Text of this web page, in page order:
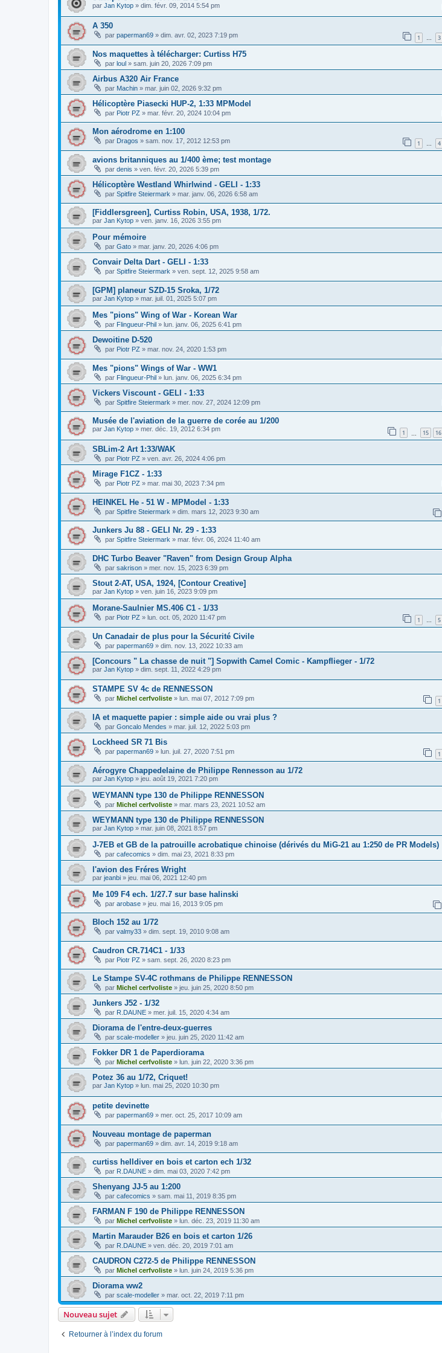
par Jan Kytop » dim. févr. 09, 2014 5:54 pm
A 350
par paperman69 » dim. avr. 02, 2023 7:19 pm 1 … 3
Nos maquettes à télécharger: Curtiss H75
par loul » sam. juin 20, 2026 7:09 pm
Airbus A320 Air France
par Machin » mar. juin 02, 2026 9:32 pm
Hélicoptère Piasecki HUP-2, 1:33 MPModel
par Piotr PZ » mar. févr. 20, 2024 10:04 pm
Mon aérodrome en 1:100
par Dragos » sam. nov. 17, 2012 12:53 pm 1 … 4
avions britanniques au 1/400 ème; test montage
par denis » ven. févr. 20, 2026 5:39 pm
Hélicoptère Westland Whirlwind - GELI - 1:33
par Spitfire Steiermark » mar. janv. 06, 2026 6:58 am
[Fiddlersgreen], Curtiss Robin, USA, 1938, 1/72.
par Jan Kytop » ven. janv. 16, 2026 3:55 pm
Pour mémoire
par Gato » mar. janv. 20, 2026 4:06 pm
Convair Delta Dart - GELI - 1:33
par Spitfire Steiermark » ven. sept. 12, 2025 9:58 am
[GPM] planeur SZD-15 Sroka, 1/72
par Jan Kytop » mar. juil. 01, 2025 5:07 pm
Mes "pions" Wing of War - Korean War
par Flingueur-Phil » lun. janv. 06, 2025 6:41 pm
Dewoitine D-520
par Piotr PZ » mar. nov. 24, 2020 1:53 pm
Mes "pions" Wings of War - WW1
par Flingueur-Phil » lun. janv. 06, 2025 6:34 pm
Vickers Viscount - GELI - 1:33
par Spitfire Steiermark » mer. nov. 27, 2024 12:09 pm
Musée de l'aviation de la guerre de corée au 1/200
par Jan Kytop » mer. déc. 19, 2012 6:34 pm 1 15 16
SBLim-2 Art 1:33/WAK
par Piotr PZ » ven. avr. 26, 2024 4:06 pm
Mirage F1CZ - 1:33
par Piotr PZ » mar. mai 30, 2023 7:34 pm
HEINKEL He - 51 W - MPModel - 1:33
par Spitfire Steiermark » dim. mars 12, 2023 9:30 am
Junkers Ju 88 - GELI Nr. 29 - 1:33
par Spitfire Steiermark » mar. févr. 06, 2024 11:40 am
DHC Turbo Beaver "Raven" from Design Group Alpha
par sakrison » mer. nov. 15, 2023 6:39 pm
Stout 2-AT, USA, 1924, [Contour Creative]
par Jan Kytop » ven. juin 16, 2023 9:09 pm
Morane-Saulnier MS.406 C1 - 1/33
par Piotr PZ » lun. oct. 05, 2020 11:47 pm 1 … 5
Un Canadair de plus pour la Sécurité Civile
par paperman69 » dim. nov. 13, 2022 10:33 am
[Concours " La chasse de nuit "] Sopwith Camel Comic - Kampflieger - 1/72
par Jan Kytop » dim. sept. 11, 2022 4:29 pm
STAMPE SV 4c de RENNESSON
par Michel cerfvoliste » lun. mai 07, 2012 7:09 pm 1
IA et maquette papier : simple aide ou vrai plus ?
par Goncalo Mendes » mar. juil. 12, 2022 5:03 pm
Lockheed SR 71 Bis
par paperman69 » lun. juil. 27, 2020 7:51 pm 1
Aérogyre Chappedelaine de Philippe Rennesson au 1/72
par Jan Kytop » jeu. août 19, 2021 7:20 pm
WEYMANN type 130 de Philippe RENNESSON
par Michel cerfvoliste » mar. mars 23, 2021 10:52 am
WEYMANN type 130 de Philippe RENNESSON
par Jan Kytop » mar. juin 08, 2021 8:57 pm
J-7EB et GB de la patrouille acrobatique chinoise (dérivés du MiG-21 au 1:250 de PR Models)
par cafecomics » dim. mai 23, 2021 8:33 pm
l'avion des Fréres Wright
par jeanbi » jeu. mai 06, 2021 12:40 pm
Me 109 F4 ech. 1/27.7 sur base halinski
par arobase » jeu. mai 16, 2013 9:05 pm
Bloch 152 au 1/72
par valmy33 » dim. sept. 19, 2010 9:08 am
Caudron CR.714C1 - 1/33
par Piotr PZ » sam. sept. 26, 2020 8:23 pm
Le Stampe SV-4C rothmans de Philippe RENNESSON
par Michel cerfvoliste » jeu. juin 25, 2020 8:50 pm
Junkers J52 - 1/32
par R.DAUNE » mer. juil. 15, 2020 4:34 am
Diorama de l'entre-deux-guerres
par scale-modeller » jeu. juin 25, 2020 11:42 am
Fokker DR 1 de Paperdiorama
par Michel cerfvoliste » lun. juin 22, 2020 3:36 pm
Potez 36 au 1/72, Criquet!
par Jan Kytop » lun. mai 25, 2020 10:30 pm
petite devinette
par paperman69 » mer. oct. 25, 2017 10:09 am
Nouveau montage de paperman
par paperman69 » dim. avr. 14, 2019 9:18 am
curtiss helldiver en bois et carton ech 1/32
par R.DAUNE » dim. mai 03, 2020 7:42 pm
Shenyang JJ-5 au 1:200
par cafecomics » sam. mai 11, 2019 8:35 pm
FARMAN F 190 de Philippe RENNESSON
par Michel cerfvoliste » lun. déc. 23, 2019 11:30 am
Martin Marauder B26 en bois et carton 1/26
par R.DAUNE » ven. déc. 20, 2019 7:01 am
CAUDRON C272-5 de Philippe RENNESSON
par Michel cerfvoliste » lun. juin 24, 2019 5:36 pm
Diorama ww2
par scale-modeller » mar. oct. 22, 2019 7:11 pm
Nouveau sujet
Retourner à l’index du forum